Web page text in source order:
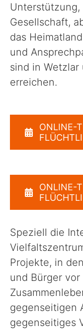
Sport, Kultur &
Straße & Verkehr
Recht & Ordnung
Unser Landkreis
Politik
Verwaltung
Unsere Standorte
Presse
Gesellschaft,
das
und
sind in Wetzlar
erreichen.
ONLINE-
ONLINE-
Speziell die
Projekte, in
und Bürger
gegenseitigen
gegenseitiges